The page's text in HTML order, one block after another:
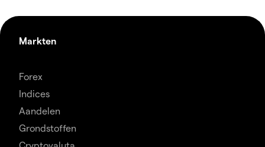
Markten
Forex
Indices
Aandelen
Grondstoffen